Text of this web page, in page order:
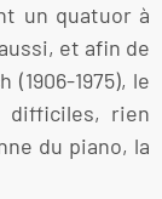
un quatuor à
et afin de
1975), le
difficiles, rien
du piano, la